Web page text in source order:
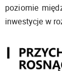
poziomie
inwestycje w